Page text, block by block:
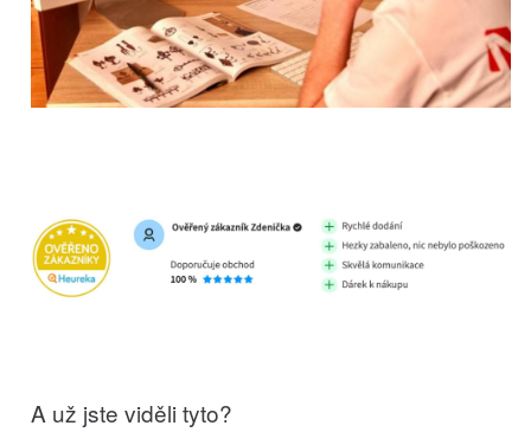
A už jste viděli tyto?